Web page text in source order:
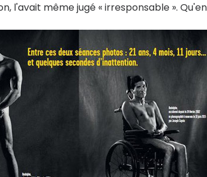
l'avait même jugé « irresponsable ».